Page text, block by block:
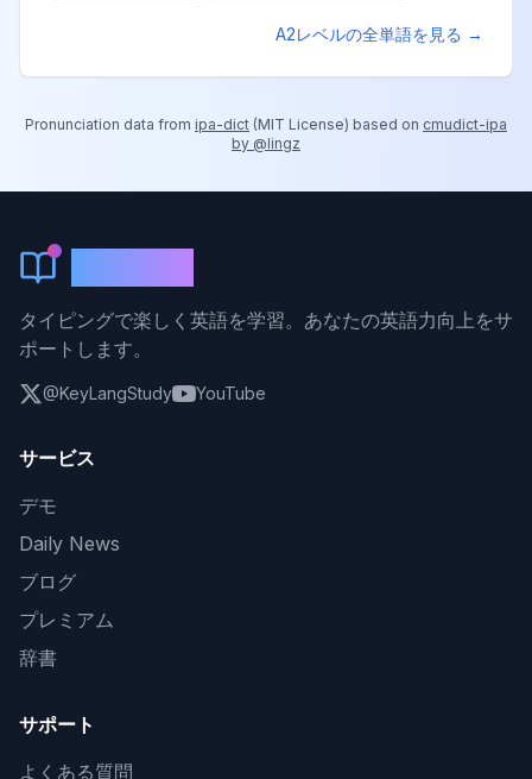
A2レベルの全単語を見る →
Pronunciation data from ipa-dict (MIT License) based on cmudict-ipa
by @lingz
タイピングで楽しく英語を学習。あなたの英語力向上をサ
ポートします。
@KeyLangStudy YouTube
サービス
デモ
Daily News
ブログ
プレミアム
辞書
サポート
よくある質問